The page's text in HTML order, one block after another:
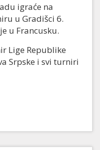
igraće na
u Gradišci 6.
u Francusku.
Lige Republike
Srpske i svi turniri